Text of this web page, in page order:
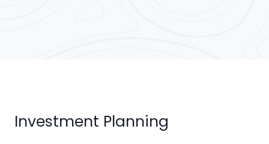
Investment Planning